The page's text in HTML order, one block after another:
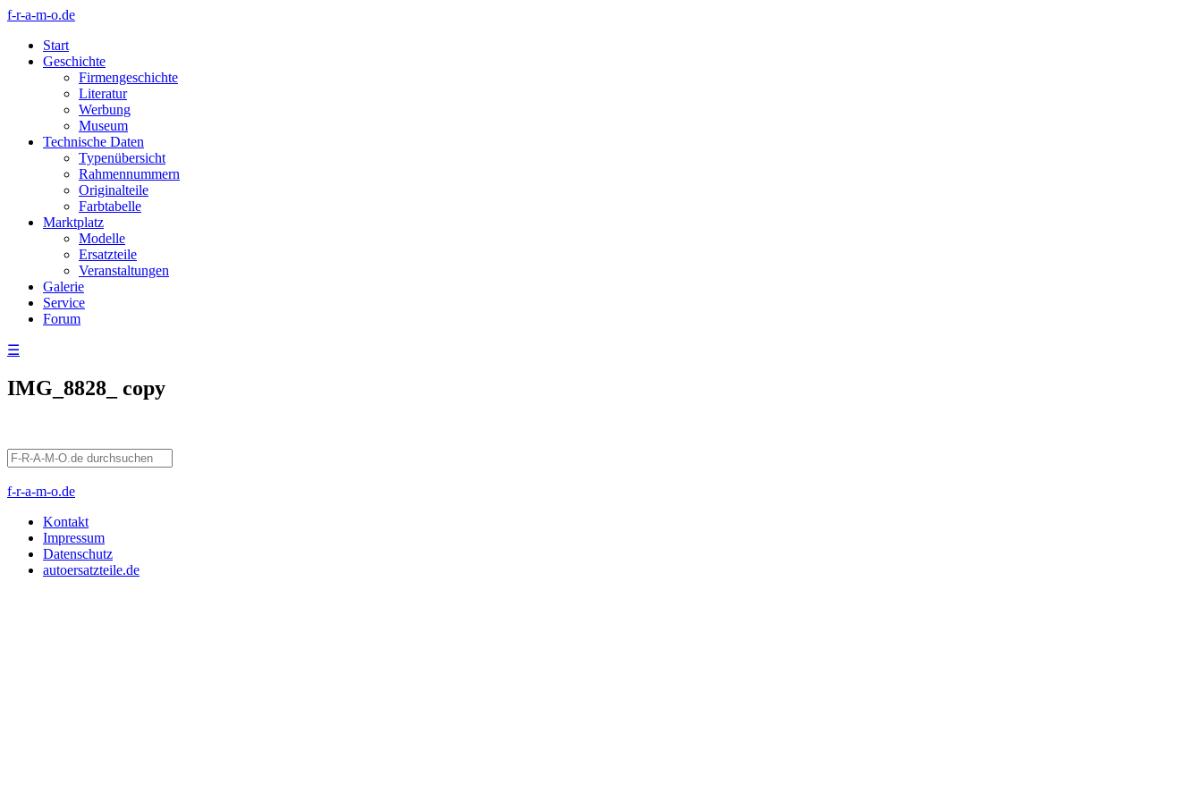
f-r-a-m-o.de
Start
Geschichte
Firmengeschichte
Literatur
Werbung
Museum
Technische Daten
Typenübersicht
Rahmennummern
Originalteile
Farbtabelle
Marktplatz
Modelle
Ersatzteile
Veranstaltungen
Galerie
Service
Forum
☰
IMG_8828_ copy
f-r-a-m-o.de
Kontakt
Impressum
Datenschutz
autoersatzteile.de